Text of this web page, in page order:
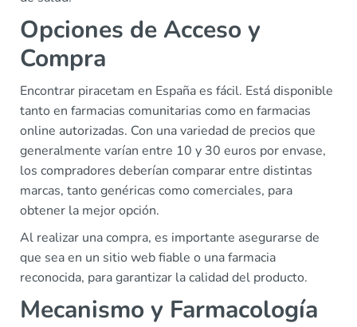
Opciones de Acceso y
Compra
Encontrar piracetam en España es fácil. Está disponible
tanto en farmacias comunitarias como en farmacias
online autorizadas. Con una variedad de precios que
generalmente varían entre 10 y 30 euros por envase,
los compradores deberían comparar entre distintas
marcas, tanto genéricas como comerciales, para
obtener la mejor opción.
Al realizar una compra, es importante asegurarse de
que sea en un sitio web fiable o una farmacia
reconocida, para garantizar la calidad del producto.
Mecanismo y Farmacología